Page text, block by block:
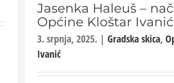
Jasenka Haleuš –
Općine Kloštar Ivanić
3. srpnja, 2025. | Gradska skica,
Ivanić